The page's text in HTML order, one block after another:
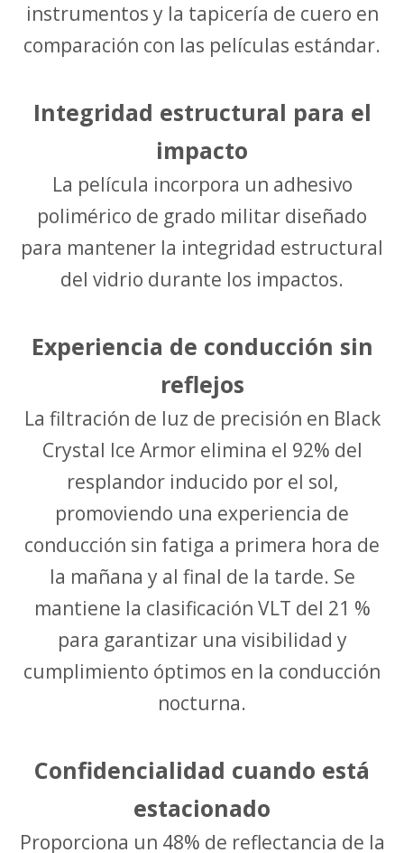
instrumentos y la tapicería de cuero en
comparación con las películas estándar.
Integridad estructural para el
impacto
La película incorpora un adhesivo
polimérico de grado militar diseñado
para mantener la integridad estructural
del vidrio durante los impactos.
Experiencia de conducción sin
reflejos
La filtración de luz de precisión en Black
Crystal Ice Armor elimina el 92% del
resplandor inducido por el sol,
promoviendo una experiencia de
conducción sin fatiga a primera hora de
la mañana y al final de la tarde. Se
mantiene la clasificación VLT del 21 %
para garantizar una visibilidad y
cumplimiento óptimos en la conducción
nocturna.
Confidencialidad cuando está
estacionado
Proporciona un 48% de reflectancia de la